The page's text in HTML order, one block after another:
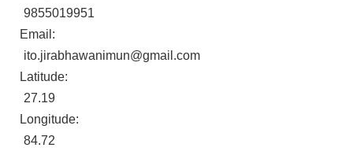
9855019951
Email:
ito.jirabhawanimun@gmail.com
Latitude:
27.19
Longitude:
84.72